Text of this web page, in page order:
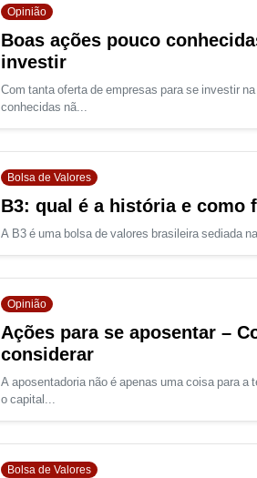
Opinião
Boas ações pouco
investir
Com tanta oferta de empresas para se investir
conhecidas nã...
Bolsa de Valores
B3: qual é a história e como
A B3 é uma bolsa de valores brasileira sediada
Opinião
Ações para se aposentar –
considerar
A aposentadoria não é apenas uma coisa para
o capital...
Bolsa de Valores